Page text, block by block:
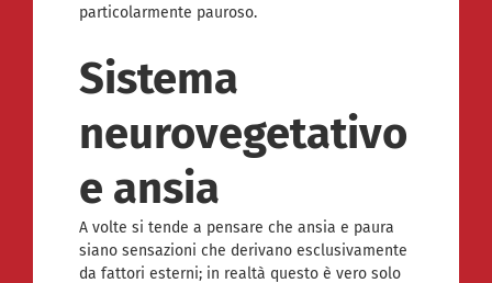
particolarmente pauroso.
Sistema
neurovegetativo
e ansia
A volte si tende a pensare che ansia e paura
siano sensazioni che derivano esclusivamente
da fattori esterni; in realtà questo è vero solo